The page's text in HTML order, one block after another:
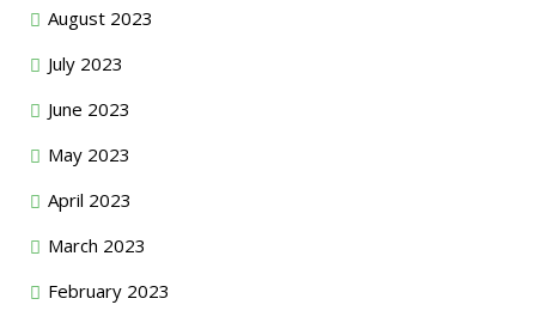
August 2023
July 2023
June 2023
May 2023
April 2023
March 2023
February 2023